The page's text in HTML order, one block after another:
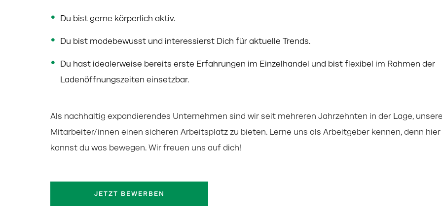
Du bist gerne körperlich aktiv.
Du bist modebewusst und interessierst Dich für aktuelle Trends.
Du hast idealerweise bereits erste Erfahrungen im Einzelhandel und bist flexibel im Rahmen der
Ladenöffnungszeiten einsetzbar.
Als nachhaltig expandierendes Unternehmen sind wir seit mehreren Jahrzehnten in der Lage,
Mitarbeiter/innen einen sicheren Arbeitsplatz zu bieten. Lerne uns als Arbeitgeber kennen, denn hier
kannst du was bewegen. Wir freuen uns auf dich!
JETZT BEWERBEN